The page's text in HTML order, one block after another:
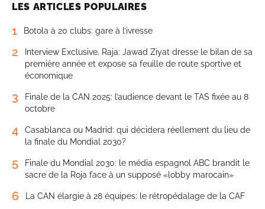
LES ARTICLES POPULAIRES
1 Botola à 20 clubs: gare à l’ivresse
2
Interview Exclusive. Raja: Jawad Ziyat dresse le bilan de sa
première année et expose sa feuille de route sportive et
économique
3
Finale de la CAN 2025: l’audience devant le TAS fixée au 8
octobre
4
Casablanca ou Madrid: qui décidera réellement du lieu de
la finale du Mondial 2030?
5
Finale du Mondial 2030: le média espagnol ABC brandit le
sacre de la Roja face à un supposé «lobby marocain»
6 La CAN élargie à 28 équipes: le rétropédalage de la CAF